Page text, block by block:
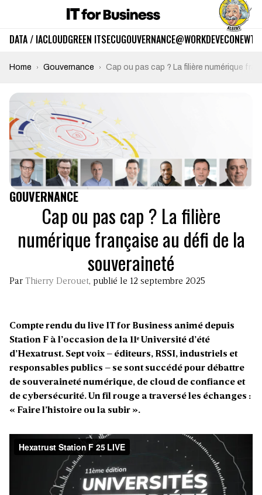
DATA / IACLOUDGREEN ITSECUGOUVERNANCE@WORKDEVECO
Home Gouvernance Cap ou pas cap ? La filière numérique
GOUVERNANCE
Cap ou pas cap ? La filière
numérique française au défi de la
souveraineté
Par Thierry Derouet, publié le 12 septembre 2025
Compte rendu du live IT for Business animé depuis
Station F à l’occasion de la 11ᵉ Université d’été
d’Hexatrust. Sept voix – éditeurs, RSSI, industriels et
responsables publics – se sont succédé pour débattre
de souveraineté numérique, de cloud de confiance et
de cybersécurité. Un fil rouge a traversé les échanges :
« Faire l’histoire ou la subir ».